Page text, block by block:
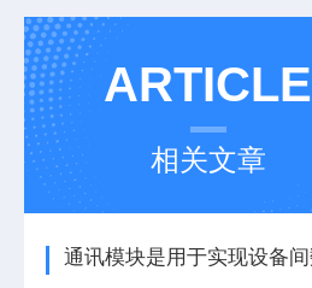
ARTICLE
相关文章